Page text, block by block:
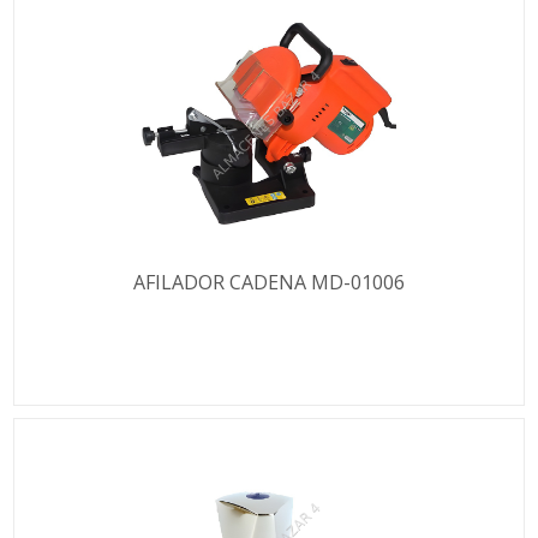
AFILADOR CADENA MD-01006